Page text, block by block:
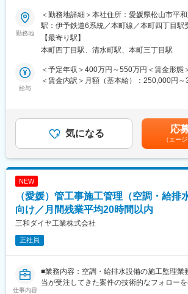
・当社の受注割合は、大手ゼネコン【6割：
公庁【2割：入札、元請けの立場】、首都高
割】（所有する各事務所の維持管理）で、
く、転勤や地方出張はありません。家族と
も大切にできます。
・基本的に夜間作業もありません。繁忙期は
・業務効率化のためのIT 活用の一環として
（建設業向け図面、現場管理アプリ）での
ブロ）を導入しております。
随する電気設備が対象となります。
※工事時間帯は日中が中心となります。夜間
度です。
※顧客先は、官庁関係・病院・工場等の施設
■組織構成：
配属先は、部長（64歳）、29歳1名の2名体
す。
同社は1948年に、冷凍機、冷暖房機、給排
工等を目的とし創業。以来社員・顧客・地
れる会社となっていくことを経営理念に当
迄、市・県からの発注工事を中心に幅広い範
残しています。民間工事についても、国内を
社のビジネスパートナーとして安定した受注
古くより信頼関係を構築している顧客もいる
他社との間で大いに差別化を図っています。
勤務地
＜勤務地詳細＞本社住所：愛媛県松山市平
駅：伊予鉄道6系統／本町線／本町四丁目駅
面禁煙
【最寄り駅】
本町四丁目駅、清水町駅、本町三丁目駅
給与
＜予定年収＞400万円～550万円＜賃金形態
＜賃金内訳＞月額（基本給）：250,000円～
績による）記載金額は選考を通じて上下す
月給(月額)は固定手当を含みます。
気になる 応
（エー
NEW
（愛媛）管工事施工管理（空調・給排
向け／月間残業平均20時間以内
三和ダイヤ工業株式会社
正社員
仕事内容
■業務内容：空調・給排水設備の施工監理業
当が受注してきた案件の技術的なフォローを